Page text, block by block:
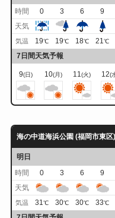
時間
0 3 6 9
天気
気温 19℃ 19℃ 18℃ 21℃
7日間天気予報
9(日) 10(月) 11 (火) 12(
海の中道海浜公園 (福岡市東区
明日
時間
0 3 6 9
天気
気温 31℃ 30℃ 30℃ 33℃